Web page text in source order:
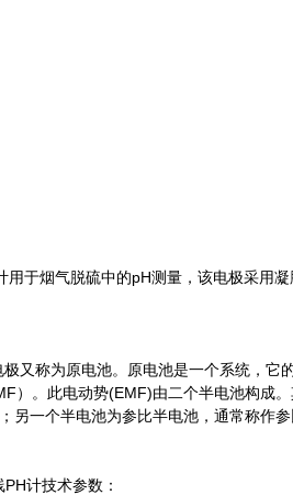
于烟气脱硫中的pH测量，该电极采用凝
称为原电池。原电池是一个系统，它
）。此电动势(EMF)由二个半电池构成
另一个半电池为参比半电池，通常称作
计技术参数：